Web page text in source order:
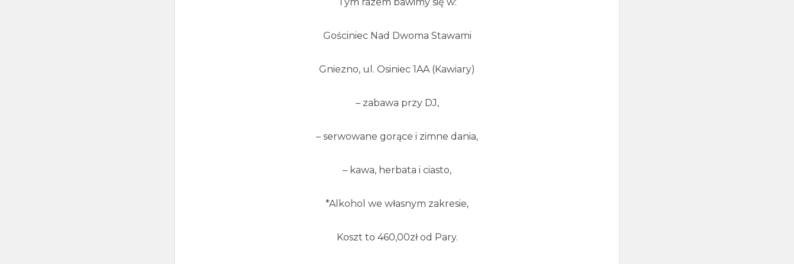
Gościniec Nad Dwoma Stawami
Gniezno, ul. Osiniec 1AA (Kawiary)
– zabawa przy DJ,
– serwowane gorące i zimne dania,
– kawa, herbata i ciasto,
*Alkohol we własnym zakresie,
Koszt to 460,00zł od Pary.